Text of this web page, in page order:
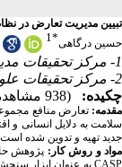
تبیین مدیریت تعارض در
حسین درگاهی*
1
1- مرکز تحقیقات مدیریت اطلاعات سلامت، دانشگاه علوم پزشکی تهران، تهران، ایران
2- مرکز تحقیقات علوم قرآن، حدیث و طب، دانشگاه علوم پزشکی تهران، تهران، ایران
چکیده:
(938 مشاهده)
مقدمه: تعارض منافع
سلامت به دلایل انسانی و
جدید تهیه و تدوین شده است.
مواد و روش کار: پژوهش